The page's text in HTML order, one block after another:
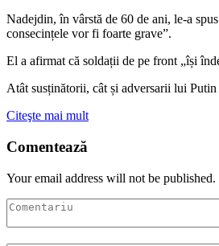
Nadejdin, în vârstă de 60 de ani, le-a
consecințele vor fi foarte grave”.
El a afirmat că soldații de pe front „își
Atât susținătorii, cât și adversarii lui
Citeşte mai mult
Comentează
Your email address will not be published.